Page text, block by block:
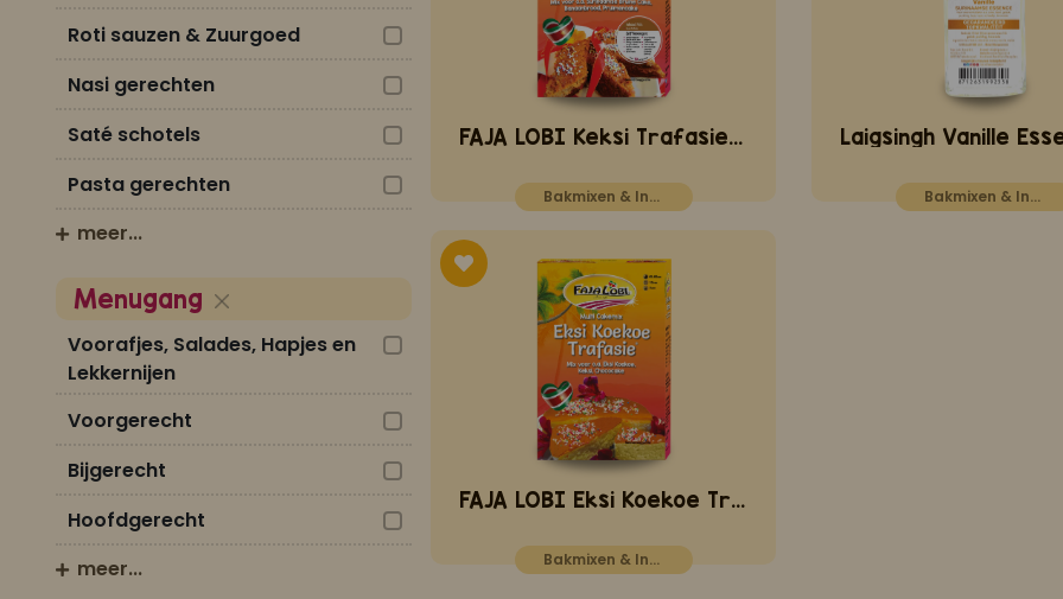
Roti sauzen & Zuurgoed
Nasi gerechten
Saté schotels
Pasta gerechten
meer...
Menugang
Voorafjes, Salades, Hapjes en
Lekkernijen
Voorgerecht
Bijgerecht
Hoofdgerecht
meer...
FAJA LOBI Keksi Trafasie 400 gr
Bakmixen & Ingrediënten Bakmixen & Ingrediënten
FAJA LOBI Eksi Koekoe Trafasie 400 gr
Bakmixen & Ingrediënten